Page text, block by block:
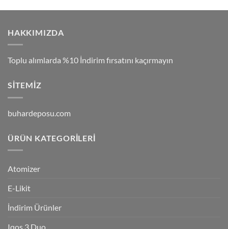
HAKKIMIZDA
Toplu alımlarda %10 İndirim fırsatını kaçırmayın
SITEMIZ
buhardeposu.com
ÜRÜN KATEGORILERI
Atomizer
E-Likit
İndirim Ürünler
Iqos 3 Duo